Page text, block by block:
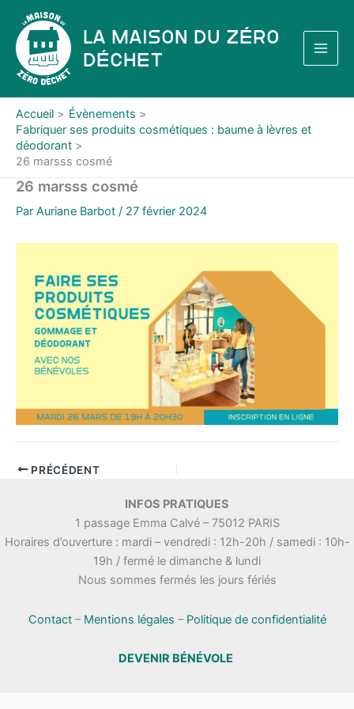
contenu
La Maison du Zéro
Déchet
Accueil
Évènements
Fabriquer ses produits cosmétiques : baume à lèvres et
déodorant
26 marsss cosmé
26 marsss cosmé
Par Auriane Barbot / 27 février 2024
PRÉCÉDENT
INFOS PRATIQUES
1 passage Emma Calvé – 75012 PARIS
Horaires d’ouverture : mardi – vendredi : 12h-20h / samedi : 10h-
19h / fermé le dimanche & lundi
Nous sommes fermés les jours fériés
Contact– Mentions légales – Politique de confidentialité
DEVENIR BÉNÉVOLE